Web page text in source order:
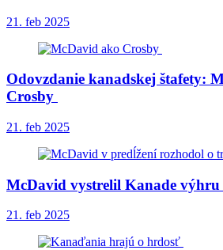
21. feb 2025
Odovzdanie kanadskej štafety:
Crosby
21. feb 2025
McDavid vystrelil Kanade výhru
21. feb 2025